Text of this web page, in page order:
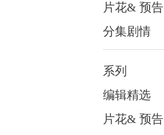
片花& 预告
分集剧情
系列
编辑精选
片花& 预告